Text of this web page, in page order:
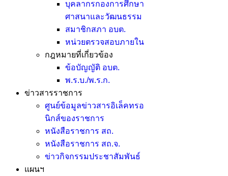
บุคลากรกองการศึกษา
ศาสนาและวัฒนธรรม
สมาชิกสภา อบต.
หน่วยตรวจสอบภายใน
กฎหมายที่เกี่ยวข้อง
ข้อบัญญัติ อบต.
พ.ร.บ./พ.ร.ก.
ข่าวสารราชการ
ศูนย์ข้อมูลข่าวสารอิเล็คทรอ
นิกส์ของราชการ
หนังสือราชการ สถ.
หนังสือราชการ สถ.จ.
ข่าวกิจกรรมประชาสัมพันธ์
แผนฯ